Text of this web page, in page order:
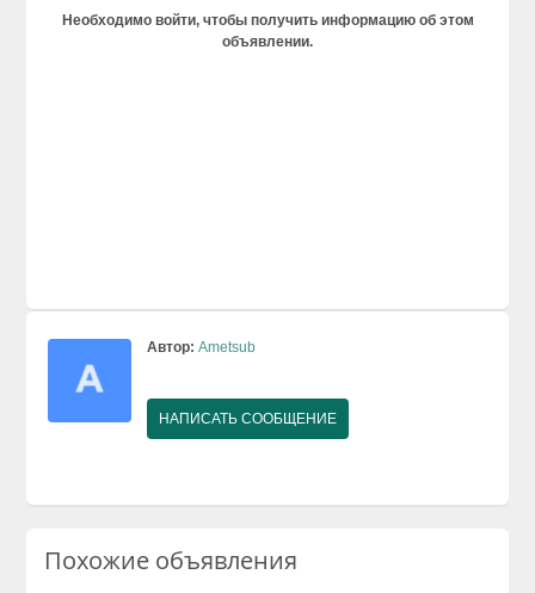
Необходимо войти, чтобы получить информацию об этом
объявлении.
Автор: Ametsub
НАПИСАТЬ СООБЩЕНИЕ
Похожие объявления